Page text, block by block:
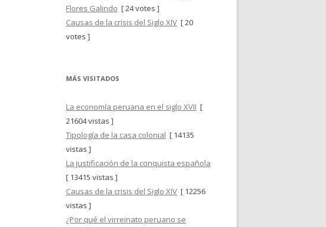
Flores Galindo [ 24 votes ]
Causas de la crisis del Siglo XIV [ 20
votes ]
MÁS VISITADOS
La economía peruana en el siglo XVII [
21604 vistas ]
Tipología de la casa colonial [ 14135
vistas ]
La justificación de la conquista española
[ 13415 vistas ]
Causas de la crisis del Siglo XIV [ 12256
vistas ]
¿Por qué el virreinato peruano se